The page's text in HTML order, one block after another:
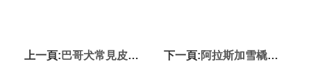
上一頁: 巴哥犬常見皮膚病 易得皮膚病或生疥瘡 下一頁:阿拉斯加雪橇犬病症 幾種常見的狗狗病症